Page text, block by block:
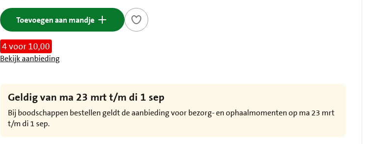
Toevoegen aan mandje
4 voor 10,00
Bekijk aanbieding
Geldig van ma 23 mrt t/m di 1 sep
Bij boodschappen bestellen geldt de aanbieding voor bezorg- en ophaalmomenten op ma 23 mrt
t/m di 1 sep.